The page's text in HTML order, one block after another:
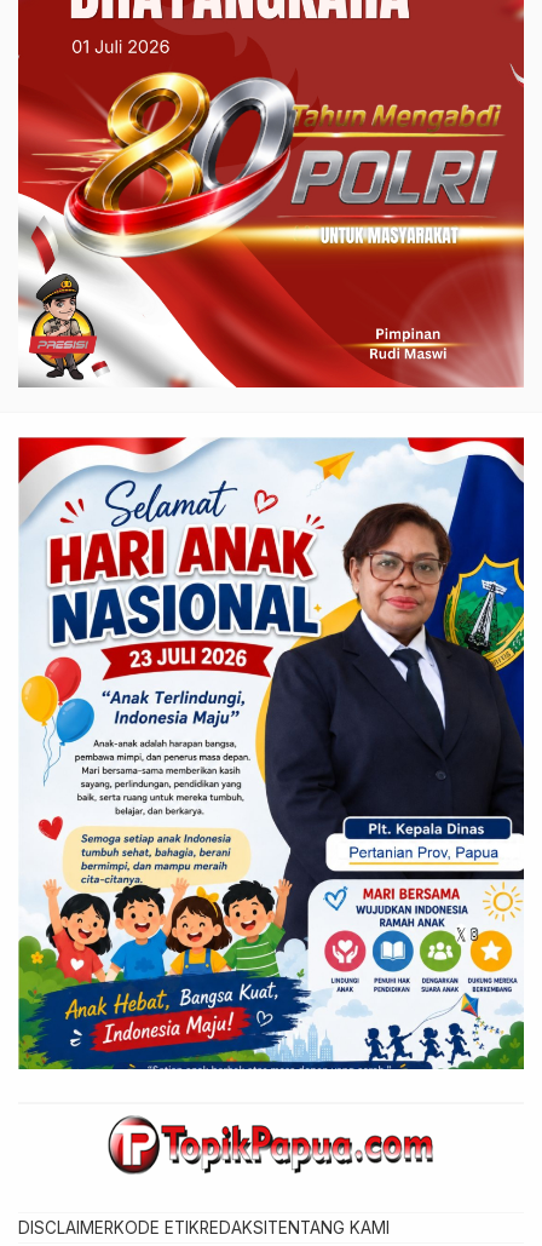
DISCLAIMERKODE ETIKREDAKSI TENTANG KAMI